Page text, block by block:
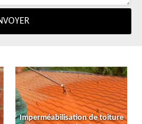
Imperméabilisation de toiture